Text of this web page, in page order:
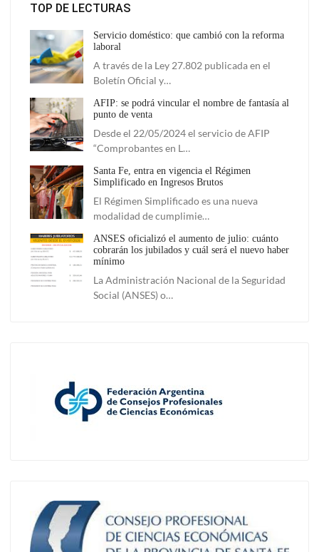
TOP DE LECTURAS
Servicio doméstico: que cambió con la reforma
laboral
A través de la Ley 27.802 publicada en el
Boletín Oficial y…
AFIP: se podrá vincular el nombre de fantasía al
punto de venta
Desde el 22/05/2024 el servicio de AFIP
“Comprobantes en L…
Santa Fe, entra en vigencia el Régimen
Simplificado en Ingresos Brutos
El Régimen Simplificado es una nueva
modalidad de cumplimie…
ANSES oficializó el aumento de julio: cuánto
cobrarán los jubilados y cuál será el nuevo haber
mínimo
La Administración Nacional de la Seguridad
Social (ANSES) o…